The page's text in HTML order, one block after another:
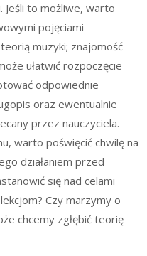
Jeśli to możliwe, warto
pojęciami
muzyki; znajomość
ułatwić rozpoczęcie
odpowiednie
oraz ewentualnie
przez nauczyciela.
warto poświęcić chwilę na
działaniem przed
się nad celami
Czy marzymy o
chcemy zgłębić teorię